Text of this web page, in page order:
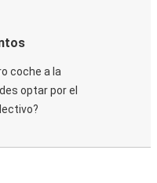
coche a la
optar por el